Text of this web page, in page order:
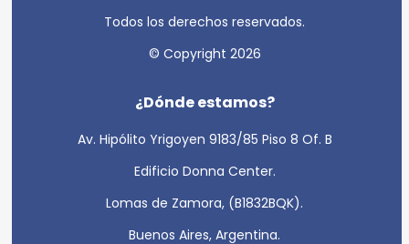
Todos los derechos reservados.
© Copyright 2026
¿Dónde estamos?
Av. Hipólito Yrigoyen 9183/85 Piso 8 Of. B
Edificio Donna Center.
Lomas de Zamora, (B1832BQK).
Buenos Aires, Argentina.